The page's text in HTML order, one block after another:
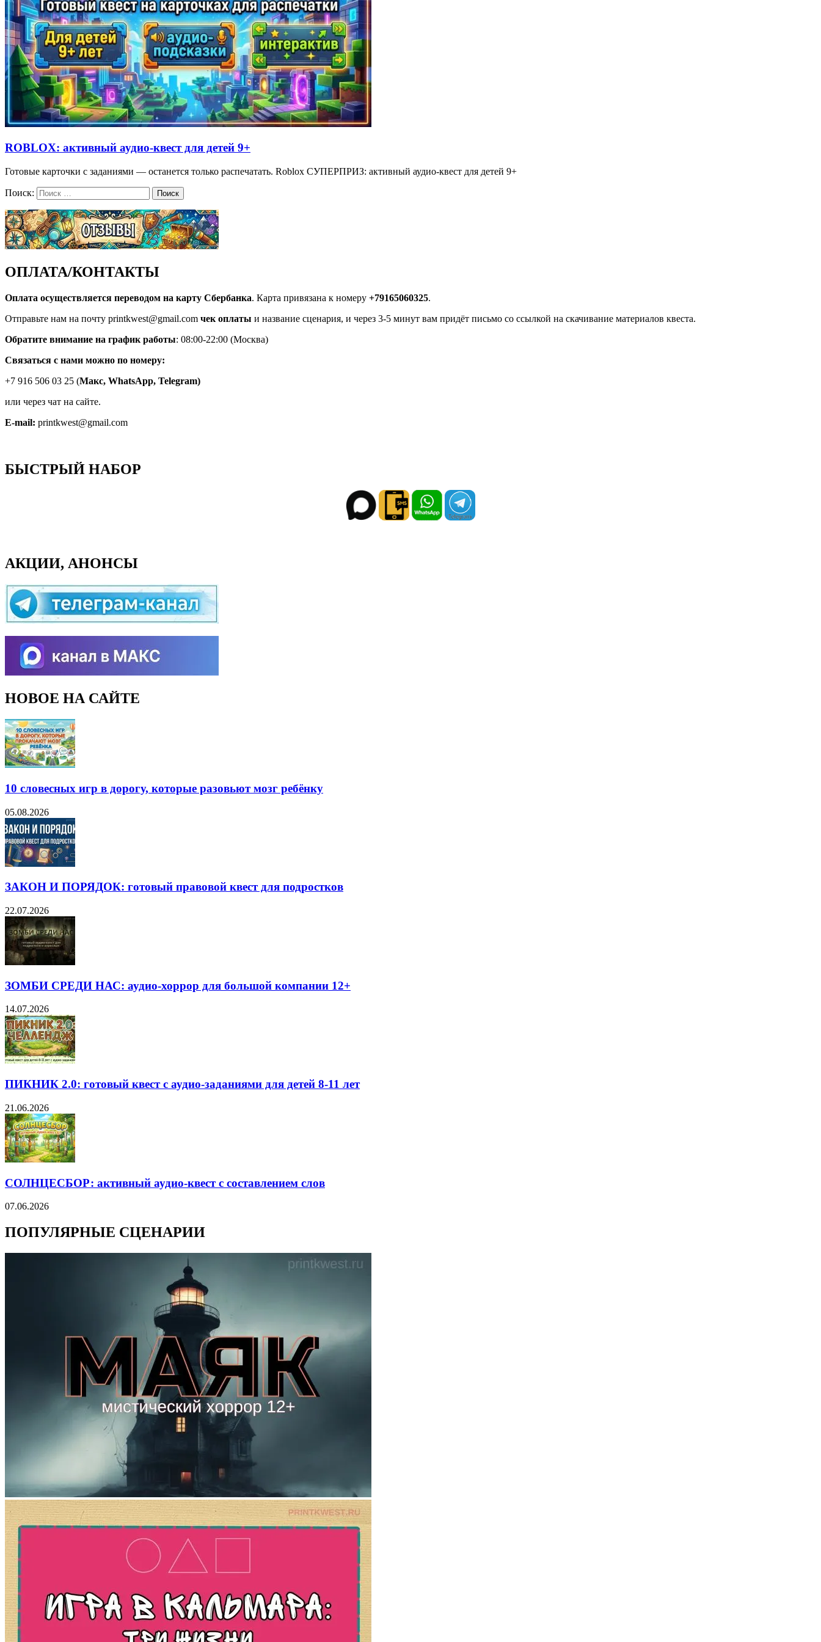
ROBLOX: активный аудио-квест для детей 9+
Готовые карточки с заданиями — останется только распечатать. Roblox СУПЕРПРИЗ: активный аудио-квест для детей 9+
Поиск: Поиск
ОПЛАТА/КОНТАКТЫ
Оплата осуществляется переводом на карту Сбербанка. Карта привязана к номеру +79165060325.
Отправьте нам на почту printkwest@gmail.com чек оплаты и название сценария, и через 3-5 минут вам придёт письмо со ссылкой на скачивание материалов квеста.
Обратите внимание на график работы: 08:00-22:00 (Москва)
Связаться с нами можно по номеру:
+7 916 506 03 25 (Макс, WhatsApp, Telegram)
или через чат на сайте.
E-mail: printkwest@gmail.com
БЫСТРЫЙ НАБОР
АКЦИИ, АНОНСЫ
НОВОЕ НА САЙТЕ
10 словесных игр в дорогу, которые разовьют мозг ребёнку
05.08.2026
ЗАКОН И ПОРЯДОК: готовый правовой квест для подростков
22.07.2026
ЗОМБИ СРЕДИ НАС: аудио-хоррор для большой компании 12+
14.07.2026
ПИКНИК 2.0: готовый квест с аудио-заданиями для детей 8-11 лет
21.06.2026
СОЛНЦЕСБОР: активный аудио-квест с составлением слов
07.06.2026
ПОПУЛЯРНЫЕ СЦЕНАРИИ